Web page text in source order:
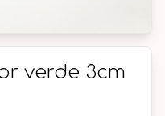
verde 3cm